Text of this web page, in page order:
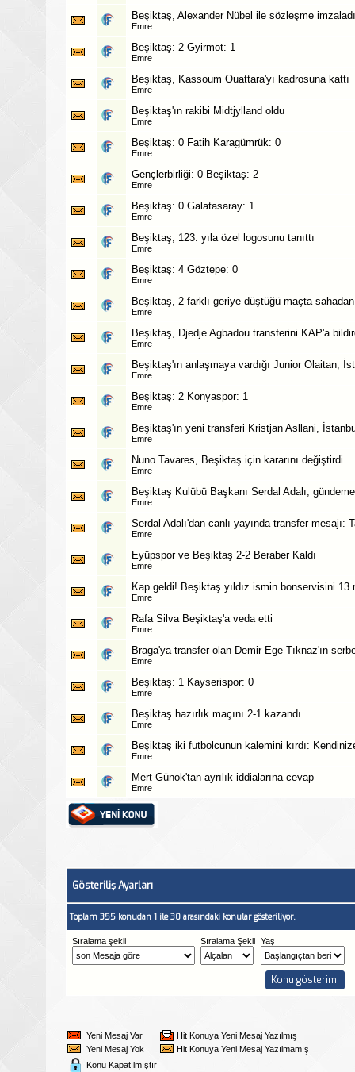
Beşiktaş, Alexander Nübel ile sözleşme imzaladı
Emre
Beşiktaş: 2 Gyirmot: 1
Emre
Beşiktaş, Kassoum Ouattara'yı kadrosuna kattı
Emre
Beşiktaş'ın rakibi Midtjylland oldu
Emre
Beşiktaş: 0 Fatih Karagümrük: 0
Emre
Gençlerbirliği: 0 Beşiktaş: 2
Emre
Beşiktaş: 0 Galatasaray: 1
Emre
Beşiktaş, 123. yıla özel logosunu tanıttı
Emre
Beşiktaş: 4 Göztepe: 0
Emre
Beşiktaş, 2 farklı geriye düştüğü maçta sahadan
Emre
Beşiktaş, Djedje Agbadou transferini KAP'a
Emre
Beşiktaş'ın anlaşmaya vardığı Junior Olaitan,
Emre
Beşiktaş: 2 Konyaspor: 1
Emre
Beşiktaş'ın yeni transferi Kristjan Asllani,
Emre
Nuno Tavares, Beşiktaş için kararını değiştirdi
Emre
Beşiktaş Kulübü Başkanı Serdal Adalı,
Emre
Serdal Adalı'dan canlı yayında transfer mesajı:
Emre
Eyüpspor ve Beşiktaş 2-2 Beraber Kaldı
Emre
Kap geldi! Beşiktaş yıldız ismin bonservisini 13
Emre
Rafa Silva Beşiktaş'a veda etti
Emre
Braga'ya transfer olan Demir Ege Tıknaz'ın
Emre
Beşiktaş: 1 Kayserispor: 0
Emre
Beşiktaş hazırlık maçını 2-1 kazandı
Emre
Beşiktaş iki futbolcunun kalemini kırdı:
Emre
Mert Günok'tan ayrılık iddialarına cevap
Emre
Gösteriliş Ayarları
Toplam 355 konudan 1 ile 30 arasındaki konular gösteriliyor.
Sıralama şekli Sıralama Şekli Yaş
Yeni Mesaj Var
Hit Konuya Yeni Mesaj Yazılmış
Yeni Mesaj Yok
Hit Konuya Yeni Mesaj Yazılmamış
Konu Kapatılmıştır